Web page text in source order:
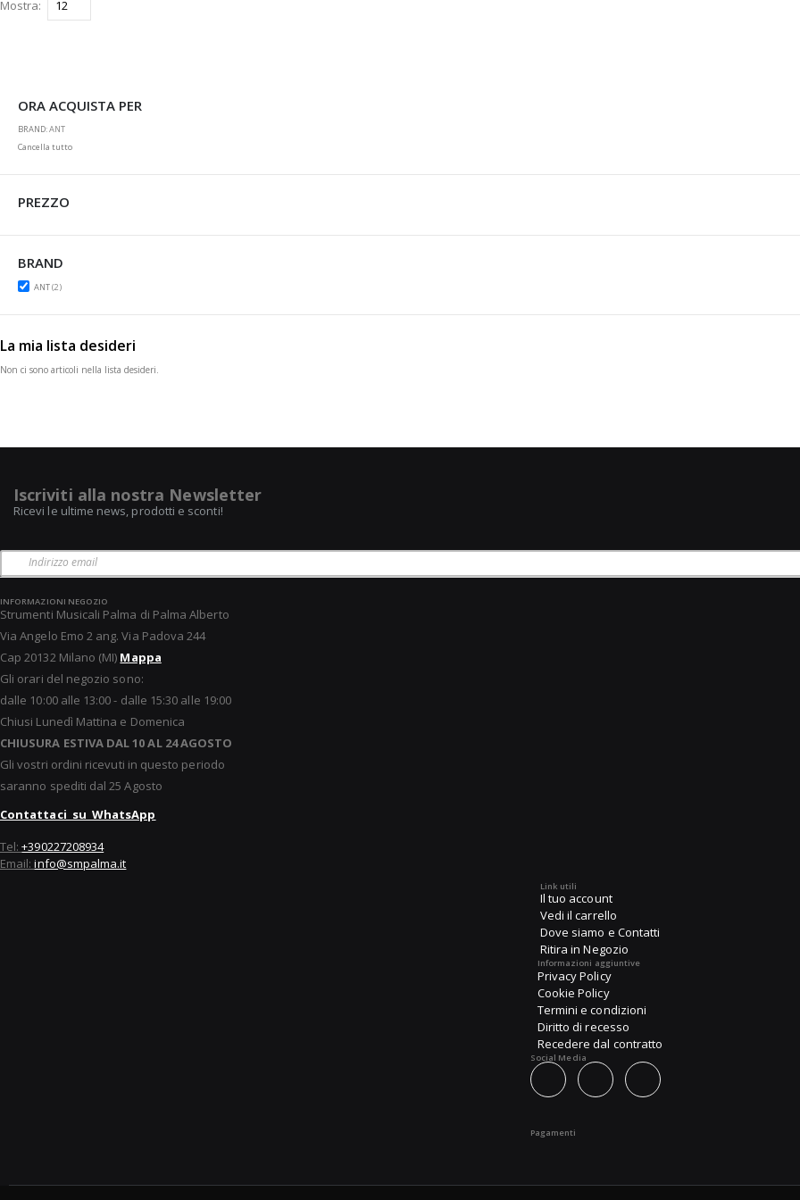
Mostra
ORA ACQUISTA PER
BRAND ANT
Cancella tutto
PREZZO
BRAND
ANT2items
La mia lista desideri
Non ci sono articoli nella lista desideri.
Iscriviti alla nostra Newsletter
Ricevi le ultime news, prodotti e sconti!
INFORMAZIONI NEGOZIO
Strumenti Musicali Palma di Palma Alberto
Via Angelo Emo 2 ang. Via Padova 244
Cap 20132 Milano (MI) Mappa
Gli orari del negozio sono:
dalle 10:00 alle 13:00 - dalle 15:30 alle 19:00
Chiusi Lunedì Mattina e Domenica
CHIUSURA ESTIVA DAL 10 AL 24 AGOSTO
Gli vostri ordini ricevuti in questo periodo
saranno spediti dal 25 Agosto
Contattaci su WhatsApp
Tel:+390227208934
Email:info@smpalma.it
Link utili
Il tuo account
Vedi il carrello
Dove siamo e Contatti
Ritira in Negozio
Informazioni aggiuntive
Privacy Policy
Cookie Policy
Termini e condizioni
Diritto di recesso
Recedere dal contratto
Social Media
Pagamenti